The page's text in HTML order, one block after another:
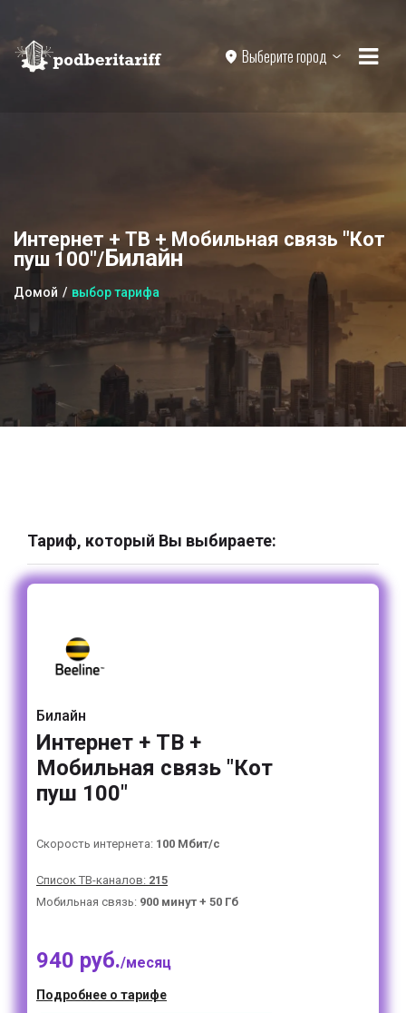
Выберите город
Интернет + ТВ + Мобильная связь "Кот
пуш 100"/Билайн
Домой выбор тарифа
Тариф, который Вы выбираете:
Билайн
Интернет + ТВ +
Мобильная связь "Кот
пуш 100"
Скорость интернета: 100 Мбит/с
Список ТВ-каналов: 215
Мобильная связь: 900 минут + 50 Гб
940 руб./месяц
Подробнее о тарифе